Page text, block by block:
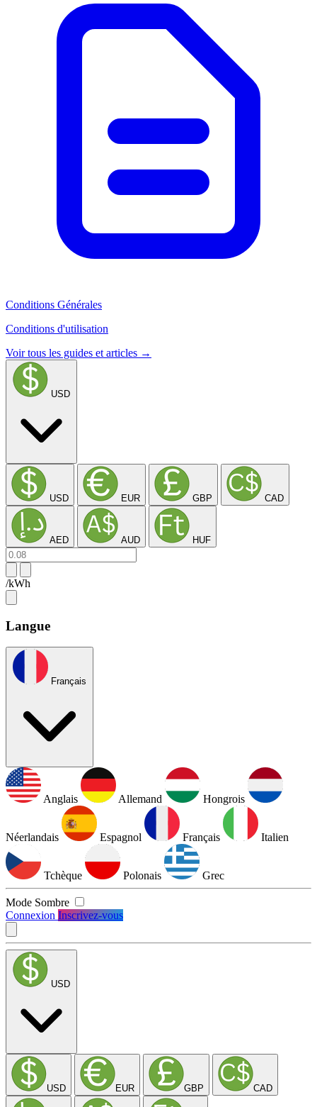
Conditions Générales
Conditions d'utilisation
Voir tous les guides et articles →
USD
USD EUR GBP CAD
AED AUD HUF
/kWh
Langue
Français
Anglais Allemand Hongrois
Néerlandais Espagnol Français Italien
Tchèque Polonais Grec
Mode Sombre
Connexion Inscrivez-vous
USD
USD EUR GBP CAD